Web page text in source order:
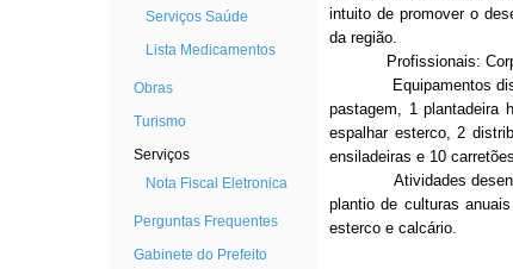
Serviços Saúde
Lista Medicamentos
Obras
Turismo
Serviços
Nota Fiscal Eletronica
Perguntas Frequentes
Gabinete do Prefeito
intuito de promover o
da região.
Profissionais: Corpo
Equipamentos
pastagem, 1 plantadeira
espalhar esterco, 2
ensiladeiras e 10 carretões.
Atividades
plantio de culturas
esterco e calcário.